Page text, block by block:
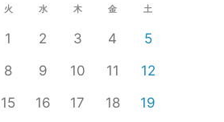
火 水 木 金 土
1 2 3 4
5
8 9 10 11
12
15 16 17 18
19